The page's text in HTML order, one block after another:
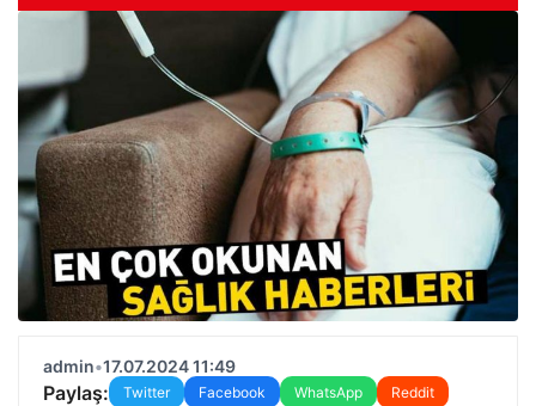
admin•17.07.2024 11:49
Paylaş: Twitter Facebook WhatsApp
Reddit